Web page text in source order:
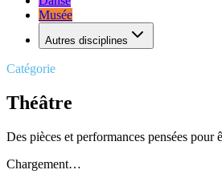
Musée
Autres disciplines
Catégorie
Théâtre
Des pièces et performances pensées pour
Chargement…